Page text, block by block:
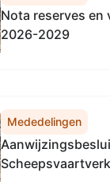
Nota reserves en
2026-2029
Mededelingen